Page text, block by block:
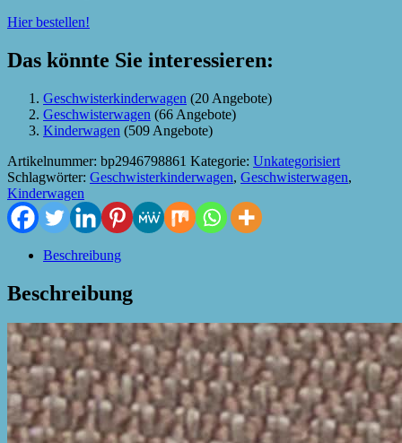
Hier bestellen!
Das könnte Sie interessieren:
Geschwisterkinderwagen (20 Angebote)
Geschwisterwagen (66 Angebote)
Kinderwagen (509 Angebote)
Artikelnummer: bp2946798861 Kategorie: Unkategorisiert
Schlagwörter: Geschwisterkinderwagen, Geschwisterwagen,
Kinderwagen
Beschreibung
Beschreibung